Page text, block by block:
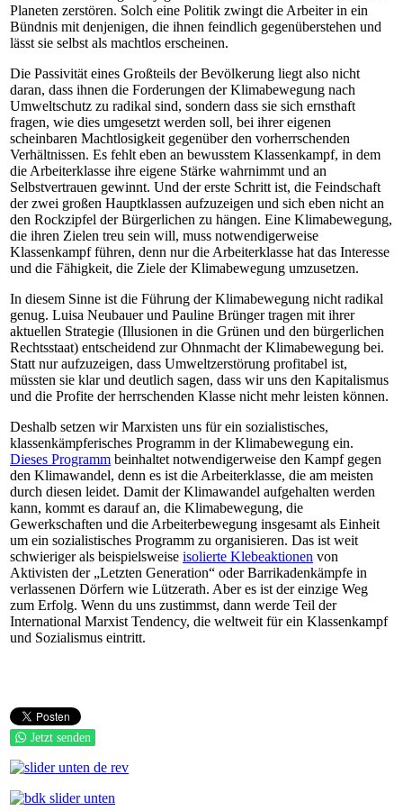
Planeten zerstören. Solch eine Politik zwingt die Arbeiter in ein
Bündnis mit denjenigen, die ihnen feindlich gegenüberstehen und
lässt sie selbst als machtlos erscheinen.
Die Passivität eines Großteils der Bevölkerung liegt also nicht
daran, dass ihnen die Forderungen der Klimabewegung nach
Umweltschutz zu radikal sind, sondern dass sie sich ernsthaft
fragen, wie dies umgesetzt werden soll, bei ihrer eigenen
scheinbaren Machtlosigkeit gegenüber den vorherrschenden
Verhältnissen. Es fehlt eben an bewusstem Klassenkampf, in dem
die Arbeiterklasse ihre eigene Stärke wahrnimmt und an
Selbstvertrauen gewinnt. Und der erste Schritt ist, die Feindschaft
der zwei großen Hauptklassen aufzuzeigen und sich eben nicht an
den Rockzipfel der Bürgerlichen zu hängen. Eine Klimabewegung,
die ihren Zielen treu sein will, muss notwendigerweise
Klassenkampf führen, denn nur die Arbeiterklasse hat das Interesse
und die Fähigkeit, die Ziele der Klimabewegung umzusetzen.
In diesem Sinne ist die Führung der Klimabewegung nicht radikal
genug. Luisa Neubauer und Pauline Brünger tragen mit ihrer
aktuellen Strategie (Illusionen in die Grünen und den bürgerlichen
Rechtsstaat) entscheidend zur Ohnmacht der Klimabewegung bei.
Statt nur aufzuzeigen, dass Umweltzerstörung profitabel ist,
müssten sie klar und deutlich sagen, dass wir uns den Kapitalismus
und die Profite der herrschenden Klasse nicht mehr leisten können.
Deshalb setzen wir Marxisten uns für ein sozialistisches,
klassenkämpferisches Programm in der Klimabewegung ein.
Dieses Programm beinhaltet notwendigerweise den Kampf gegen
den Klimawandel, denn es ist die Arbeiterklasse, die am meisten
durch diesen leidet. Damit der Klimawandel aufgehalten werden
kann, kommt es darauf an, die Klimabewegung, die
Gewerkschaften und die Arbeiterbewegung insgesamt als Einheit
um ein sozialistisches Programm zu organisieren. Das ist weit
schwieriger als beispielsweise isolierte Klebeaktionen von
Aktivisten der „Letzten Generation“ oder Barrikadenkämpfe in
verlassenen Dörfern wie Lützerath. Aber es ist der einzige Weg
zum Erfolg. Wenn du uns zustimmst, dann werde Teil der
International Marxist Tendency, die weltweit für ein Klassenkampf
und Sozialismus eintritt.
Jetzt senden